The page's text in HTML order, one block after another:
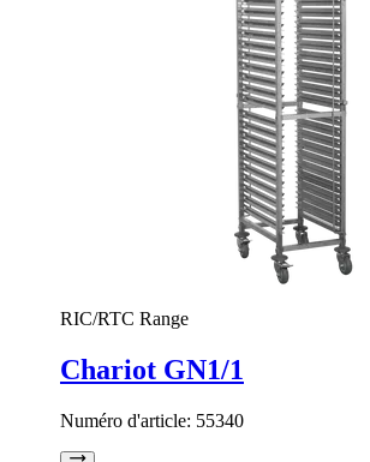
RIC/RTC Range
Chariot GN1/1
Numéro d'article: 55340